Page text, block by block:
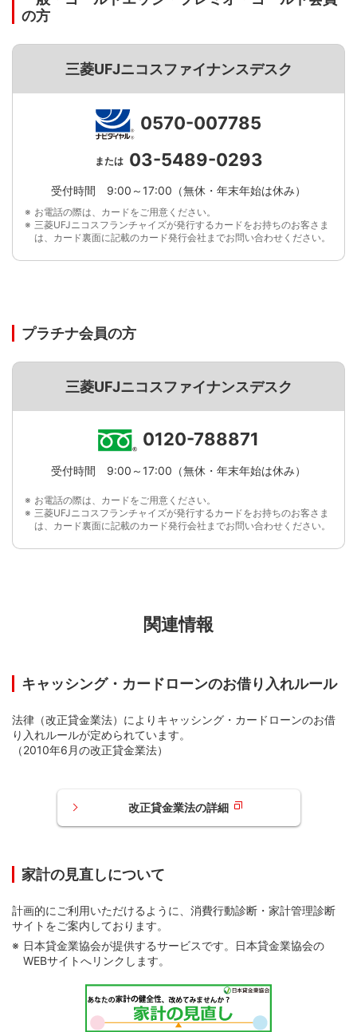
の方
三菱UFJニコスファイナンスデスク
0570-007785
または 03-5489-0293
受付時間 9:00～17:00（無休・年末年始は休み）
お電話の際は、カードをご用意ください。
三菱UFJニコスフランチャイズが発行するカードをお持ちのお客さま
は、カード裏面に記載のカード発行会社までお問い合わせください。
プラチナ会員の方
三菱UFJニコスファイナンスデスク
0120-788871
受付時間 9:00～17:00（無休・年末年始は休み）
お電話の際は、カードをご用意ください。
三菱UFJニコスフランチャイズが発行するカードをお持ちのお客さま
は、カード裏面に記載のカード発行会社までお問い合わせください。
関連情報
キャッシング・カードローンのお借り入れルール
法律（改正貸金業法）によりキャッシング・カードローンのお借
り入れルールが定められています。
（2010年6月の改正貸金業法）
改正貸金業法の詳細
家計の見直しについて
計画的にご利用いただけるように、消費行動診断・家計管理診断
サイトをご案内しております。
日本貸金業協会が提供するサービスです。日本貸金業協会の
WEBサイトへリンクします。